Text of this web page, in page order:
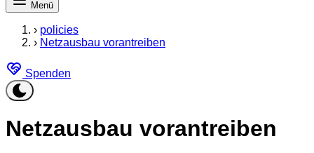
Menü
› policies
› Netzausbau vorantreiben
Spenden
Netzausbau vorantreiben